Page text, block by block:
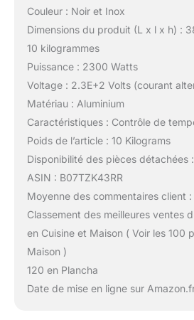
Couleur : Noir et Inox
Dimensions du produit (L x l x h) :
10 kilogrammes
Puissance : 2300 Watts
Voltage : 2.3E+2 Volts (courant
Matériau : Aluminium
Caractéristiques : Contrôle de
Poids de l’article : 10 Kilograms
Disponibilité des pièces détachées
ASIN : B07TZK43RR
Moyenne des commentaires client
Classement des meilleures ventes
en Cuisine et Maison ( Voir les 100
Maison )
120 en Plancha
Date de mise en ligne sur